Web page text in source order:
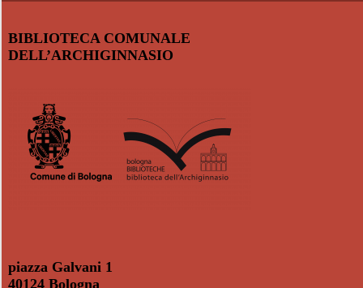
BIBLIOTECA COMUNALE
DELL’ARCHIGINNASIO
piazza Galvani 1
40124 Bologna